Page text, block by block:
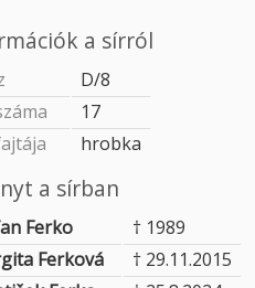
a sírról
D/8
17
hrobka
a sírban
Ferko
† 1989
Ferková
† 29.11.2015